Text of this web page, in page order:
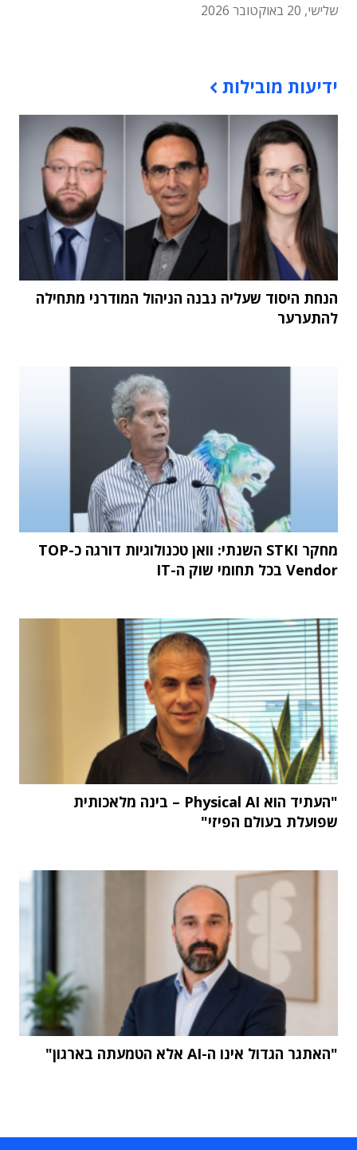
שלישי, 20 באוקטובר 2026
ידיעות מובילות
הנחת היסוד שעליה נבנה הניהול המודרני מתחילה
להתערער
מחקר STKI השנתי: וואן טכנולוגיות דורגה כ-TOP
Vendor בכל תחומי שוק ה-IT
"העתיד הוא Physical AI – בינה מלאכותית
שפועלת בעולם הפיזי"
"האתגר הגדול אינו ה-AI אלא הטמעתה בארגון"